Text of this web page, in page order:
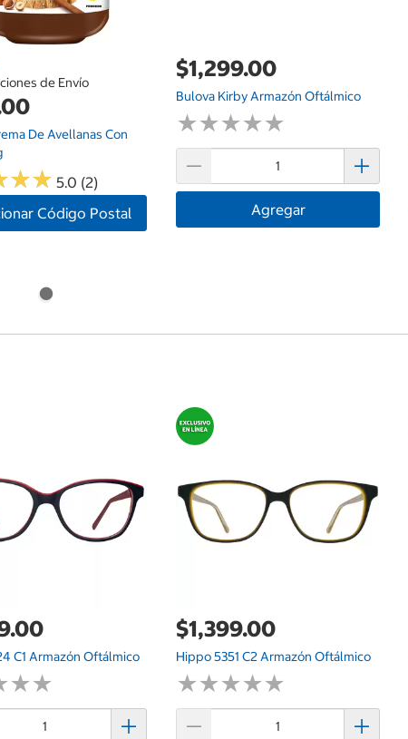
de Envío
De Avellanas Con
★★
★★ 5.0 (2)
Código Postal
$1,299.00
Bulova Kirby Armazón Oftálmico
★★★★★
★★★★★
Agregar
C1 Armazón Oftálmico
★★
★★
$1,399.00
Hippo 5351 C2 Armazón Oftálmico
★★★★★
★★★★★